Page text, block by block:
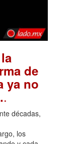
de
ya no
.
décadas,
los